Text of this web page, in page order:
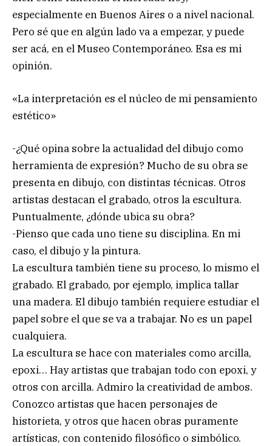
especialmente en Buenos Aires o a nivel nacional.
Pero sé que en algún lado va a empezar, y puede
ser acá, en el Museo Contemporáneo. Esa es mi
opinión.
«La interpretación es el núcleo de mi pensamiento
estético»
-¿Qué opina sobre la actualidad del dibujo como
herramienta de expresión? Mucho de su obra se
presenta en dibujo, con distintas técnicas. Otros
artistas destacan el grabado, otros la escultura.
Puntualmente, ¿dónde ubica su obra?
-Pienso que cada uno tiene su disciplina. En mi
caso, el dibujo y la pintura.
La escultura también tiene su proceso, lo mismo el
grabado. El grabado, por ejemplo, implica tallar
una madera. El dibujo también requiere estudiar el
papel sobre el que se va a trabajar. No es un papel
cualquiera.
La escultura se hace con materiales como arcilla,
epoxi… Hay artistas que trabajan todo con epoxi, y
otros con arcilla. Admiro la creatividad de ambos.
Conozco artistas que hacen personajes de
historieta, y otros que hacen obras puramente
artísticas, con contenido filosófico o simbólico.